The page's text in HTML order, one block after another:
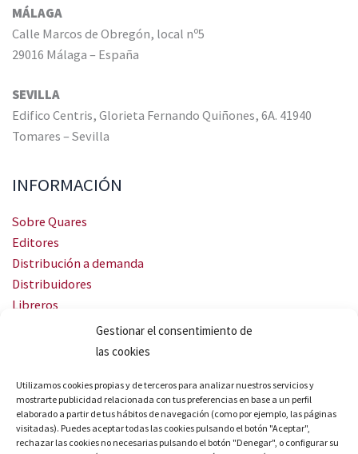
Gestionar el consentimiento de
las cookies
Utilizamos cookies propias y de terceros para analizar nuestros servicios y
mostrarte publicidad relacionada con tus preferencias en base a un perfil
elaborado a partir de tus hábitos de navegación (como por ejemplo, las páginas
visitadas). Puedes aceptar todas las cookies pulsando el botón "Aceptar",
rechazar las cookies no necesarias pulsando el botón "Denegar", o configurar su
MÁLAGA
Calle Marcos de Obregón, local nº5
29016 Málaga – España
SEVILLA
Edifico Centris, Glorieta Fernando Quiñones, 6A. 41940
Tomares – Sevilla
INFORMACIÓN
Sobre Quares
Editores
Distribución a demanda
Distribuidores
Libreros
Servicio Landingweb
Crea tu audiobook